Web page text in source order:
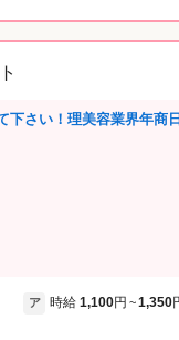
す。 また、新規のお客様
アートネイチャーの強み
下さい！理美容業界年商
ア 時給 1,100円 ~1,350